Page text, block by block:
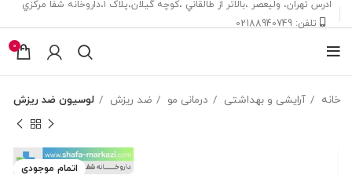
ادرس تهران، ‎وليعصر ،بالاتر از طالقاني ،كوچه گيلان،پلاک ۱،داروخانه شفا مركزي
تلفن: 02188940749
0
خانه آرایشی و بهداشتی درمانی مو ضد ریزش لوسیون ضد ریزش
اتمام موجودی